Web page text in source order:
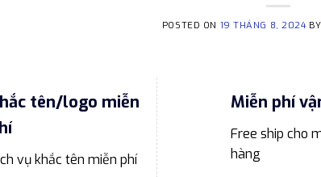
POSTED ON 19 THÁNG 8, 2024 BY
tên/logo miễn
vụ khắc tên miễn phí
Miễn phí
Free ship cho
hàng